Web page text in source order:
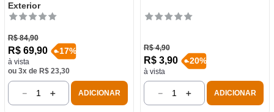
Exterior
R$ 84,90
R$ 69,90
à vista
-17%
ou 3x de R$ 23,30
＋
－ ADICIONAR
R$ 4,90
R$ 3,90
à vista
-20%
＋
－ ADICIONAR